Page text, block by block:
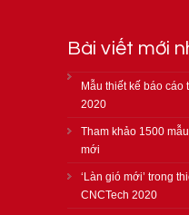
Bài viết mới
Mẫu thiết kế báo cáo
2020
Tham khảo 1500
mới
‘Làn gió mới’ trong
CNCTech 2020